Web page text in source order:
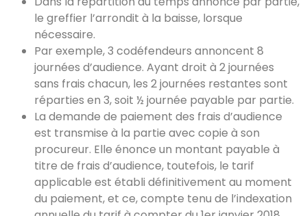
le greffier l’arrondit à la baisse, lorsque
nécessaire.
Par exemple, 3 codéfendeurs annoncent 8
journées d’audience. Ayant droit à 2 journées
sans frais chacun, les 2 journées restantes sont
réparties en 3, soit ½ journée payable par partie.
La demande de paiement des frais d’audience
est transmise à la partie avec copie à son
procureur. Elle énonce un montant payable à
titre de frais d’audience, toutefois, le tarif
applicable est établi définitivement au moment
du paiement, et ce, compte tenu de l’indexation